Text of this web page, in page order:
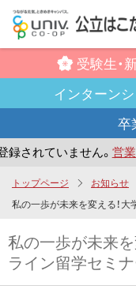
コ
ン
テ
受験生・
インターンシ
卒
されていません。営業
トップページ
お知らせ
私の一歩が未来を変える！
私の一歩が未来
ライン留学セミ